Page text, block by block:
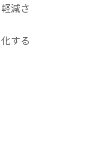
減さ
する